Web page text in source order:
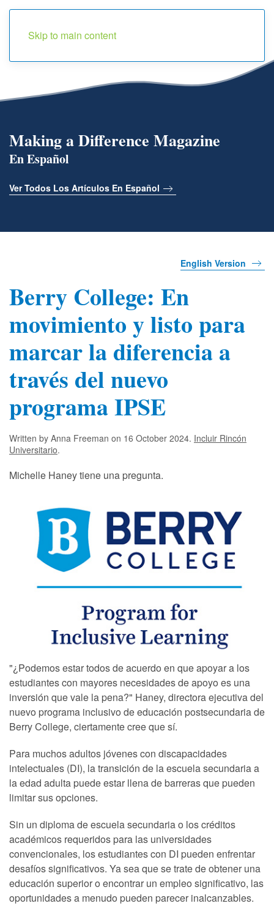
Skip to main content
Making a Difference Magazine
En Español
Ver Todos Los Artículos En Español
English Version
Berry College: En
movimiento y listo para
marcar la diferencia a
través del nuevo
programa IPSE
Written by Anna Freeman on 16 October 2024. Incluir Rincón
Universitario.
Michelle Haney tiene una pregunta.
"¿Podemos estar todos de acuerdo en que apoyar a los
estudiantes con mayores necesidades de apoyo es una
inversión que vale la pena?" Haney, directora ejecutiva del
nuevo programa inclusivo de educación postsecundaria de
Berry College, ciertamente cree que sí.
Para muchos adultos jóvenes con discapacidades
intelectuales (DI), la transición de la escuela secundaria a
la edad adulta puede estar llena de barreras que pueden
limitar sus opciones.
Sin un diploma de escuela secundaria o los créditos
académicos requeridos para las universidades
convencionales, los estudiantes con DI pueden enfrentar
desafíos significativos. Ya sea que se trate de obtener una
educación superior o encontrar un empleo significativo, las
oportunidades a menudo pueden parecer inalcanzables.